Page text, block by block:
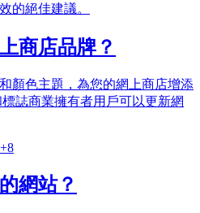
的絕佳建議。
商店品牌？
顏色主題，為您的網上商店增添
誌商業擁有者用戶可以更新網
+8
網站？